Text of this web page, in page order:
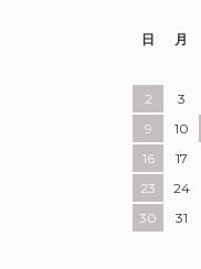
日
月
2
3
9
10
16
17
23
24
30
31